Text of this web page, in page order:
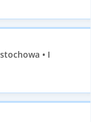
• I